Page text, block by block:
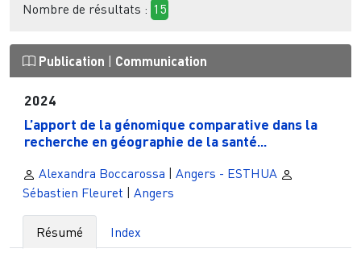
Nombre de résultats : 15
Publication Communication
2024
L’apport de la génomique comparative dans la
recherche en géographie de la santé...
Alexandra Boccarossa | Angers - ESTHUA
Sébastien Fleuret | Angers
Résumé Index